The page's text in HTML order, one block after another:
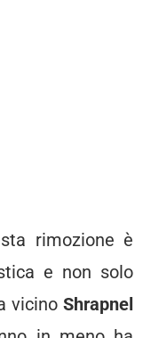
rimozione è
e non solo
vicino Shrapnel